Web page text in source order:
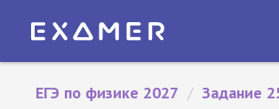
ЕГЭ по физике 2027 / Задание